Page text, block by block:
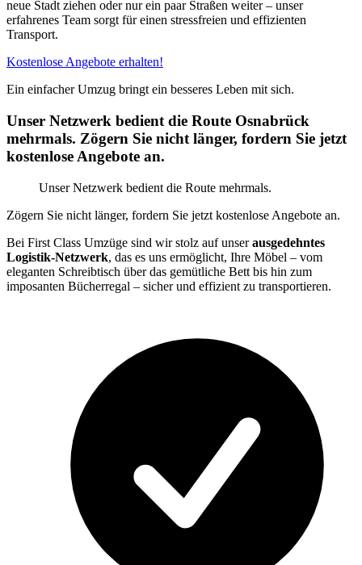
neue Stadt ziehen oder nur ein paar Straßen weiter – unser
erfahrenes Team sorgt für einen stressfreien und effizienten
Transport.
Kostenlose Angebote erhalten!
Ein einfacher Umzug bringt ein besseres Leben mit sich.
Unser Netzwerk bedient die Route Osnabrück
mehrmals. Zögern Sie nicht länger, fordern Sie jetzt
kostenlose Angebote an.
Unser Netzwerk bedient die Route mehrmals.
Zögern Sie nicht länger, fordern Sie jetzt kostenlose Angebote an.
Bei First Class Umzüge sind wir stolz auf unserausgedehntes
Logistik-Netzwerk, das es uns ermöglicht, Ihre Möbel – vom
eleganten Schreibtisch über das gemütliche Bett bis hin zum
imposanten Bücherregal – sicher und effizient zu transportieren.